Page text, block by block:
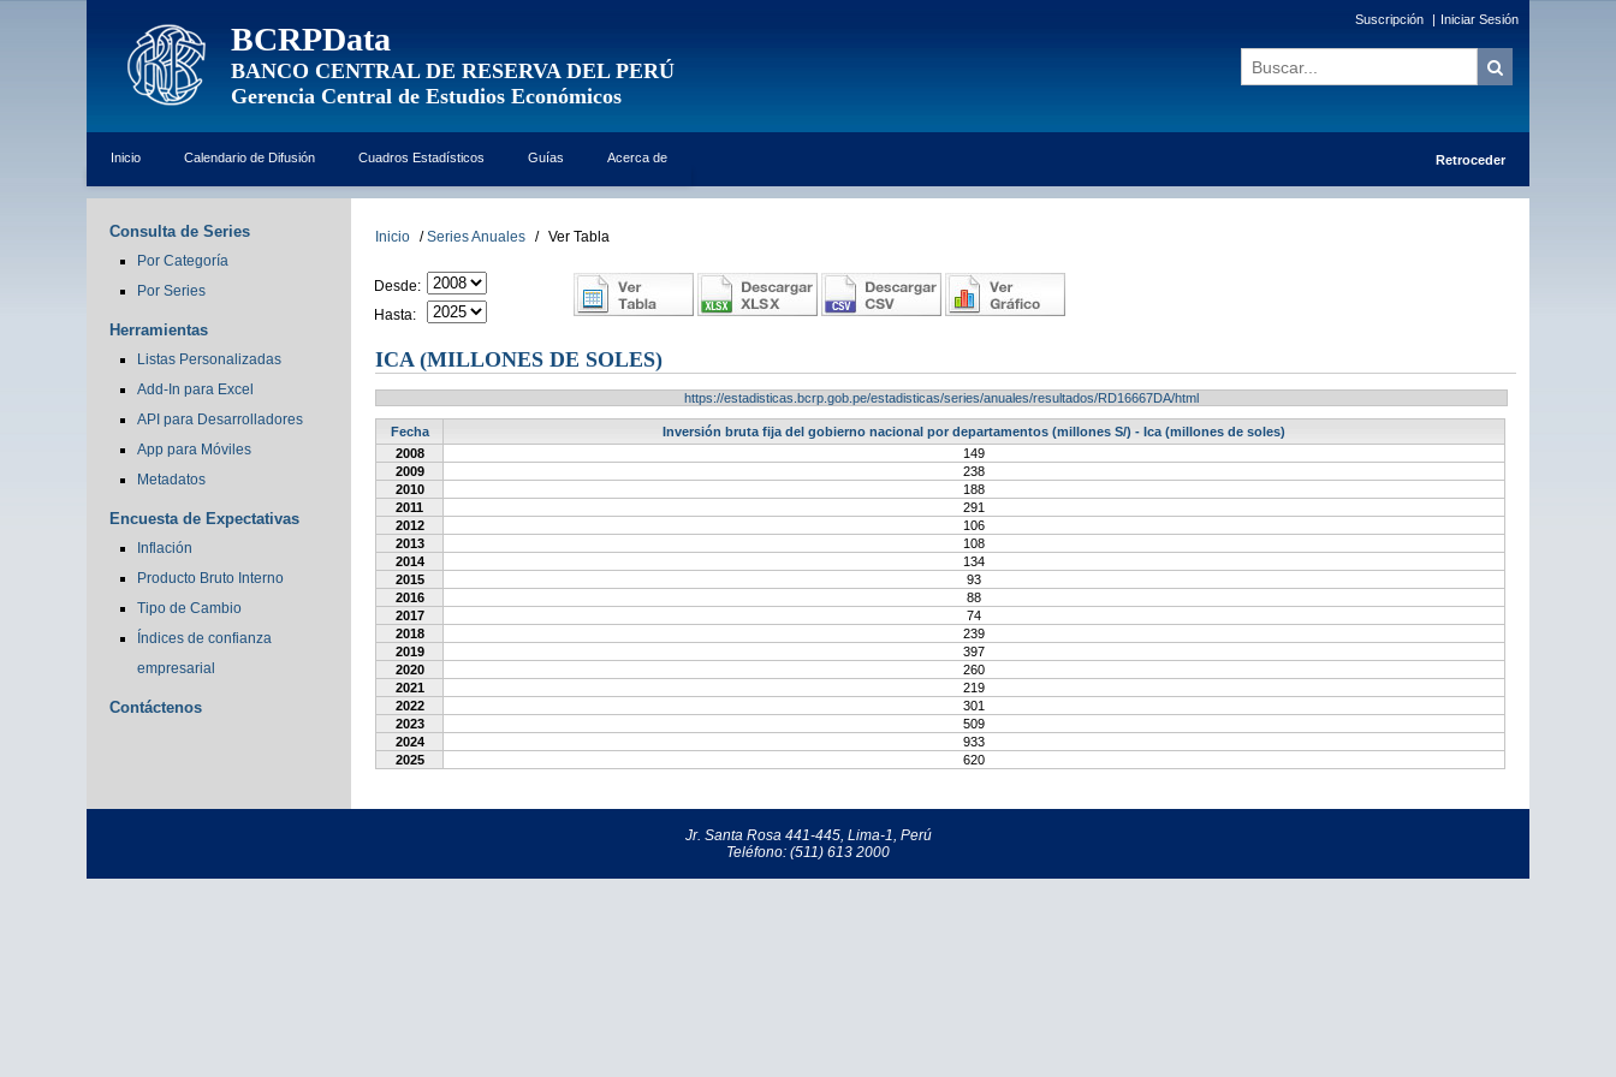
BCRPData
BANCO CENTRAL DE RESERVA DEL PERÚ
Gerencia Central de Estudios Económicos
Suscripción | Iniciar Sesión
Inicio Calendario de Difusión Cuadros Estadísticos Guías Acerca de Retroceder
Consulta de Series
Por Categoría
Por Series
Herramientas
Listas Personalizadas
Add-In para Excel
API para Desarrolladores
App para Móviles
Metadatos
Encuesta de Expectativas
Inflación
Producto Bruto Interno
Tipo de Cambio
Índices de confianza
empresarial
Contáctenos
Inicio / Series Anuales / Ver Tabla
Desde:
Hasta:
ICA (MILLONES DE SOLES)
https://estadisticas.bcrp.gob.pe/estadisticas/series/anuales/resultados/RD16667DA/html
Fecha
Inversión bruta fija del gobierno nacional por departamentos (millones S/) - Ica (millones de soles)
2008
149
2009
238
2010
188
2011
291
2012
106
2013
108
2014
134
2015
93
2016
88
2017
74
2018
239
2019
397
2020
260
2021
219
2022
301
2023
509
2024
933
2025
620
Jr. Santa Rosa 441-445, Lima-1, Perú
Teléfono: (511) 613 2000